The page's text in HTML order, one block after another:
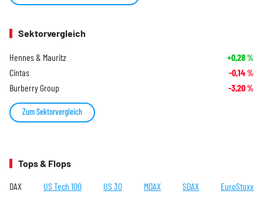
Sektorvergleich
Hennes & Mauritz +0,28%
Cintas -0,14%
Burberry Group -3,20%
Zum Sektorvergleich
Tops & Flops
DAX US Tech 100 US 30 MDAX SDAX EuroStoxx